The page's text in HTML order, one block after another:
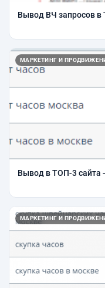
Вывод ВЧ запросов в
МАРКЕТИНГ И
Вывод в ТОП-3 сайта
МАРКЕТИНГ И